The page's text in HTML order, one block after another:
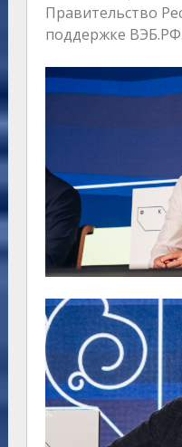
Правительство
поддержке ВЭБ.РФ.